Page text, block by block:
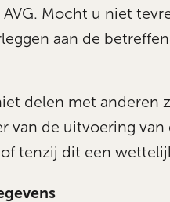
Mocht u niet
aan de
delen met anderen
van de uitvoering
tenzij dit een